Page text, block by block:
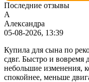
Последние отзывы
А
Александра
05-08-2026, 13:39
Купила для сына по
сдвг. Быстро и вовремя
небольшие изменения,
спокойнее, меньше